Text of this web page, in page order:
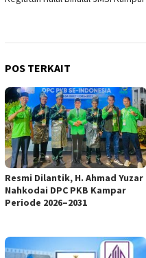
POS TERKAIT
Resmi Dilantik, H. Ahmad Yuzar
Nahkodai DPC PKB Kampar
Periode 2026–2031